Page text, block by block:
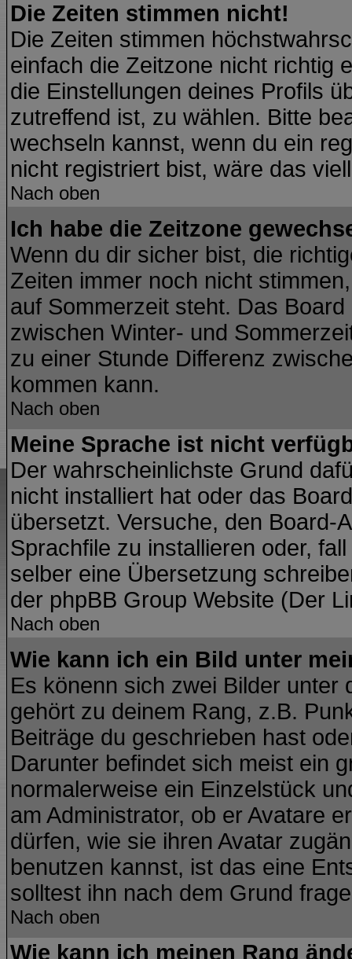
Die Zeiten stimmen nicht!
Die Zeiten stimmen
einfach die Zeitzone nicht richtig
die Einstellungen deines Profils
zutreffend ist, zu wählen. Bitte
wechseln kannst, wenn du ein
nicht registriert bist, wäre das
Nach oben
Ich habe die Zeitzone
Wenn du dir sicher bist, die
Zeiten immer noch nicht
auf Sommerzeit steht. Das
zwischen Winter- und
zu einer Stunde Differenz
kommen kann.
Nach oben
Meine Sprache ist nicht
Der wahrscheinlichste Grund
nicht installiert hat oder das
übersetzt. Versuche, den Board-
Sprachfile zu installieren oder,
selber eine Übersetzung
der phpBB Group Website (Der
Nach oben
Wie kann ich ein Bild unter
Es könenn sich zwei Bilder unter
gehört zu deinem Rang, z.B.
Beiträge du geschrieben hast
Darunter befindet sich meist ein
normalerweise ein Einzelstück
am Administrator, ob er Avatare
dürfen, wie sie ihren Avatar
benutzen kannst, ist das eine
solltest ihn nach dem Grund
Nach oben
Wie kann ich meinen Rang